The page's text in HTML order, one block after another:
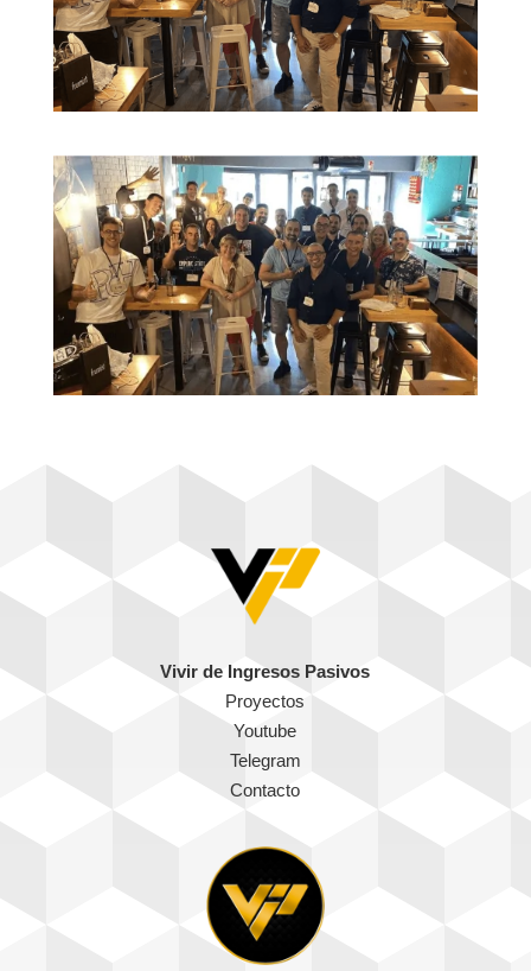
Vivir de Ingresos Pasivos
Proyectos
Youtube
Telegram
Contacto